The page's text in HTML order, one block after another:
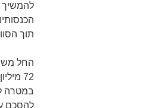
להמשיך
תוך
72
במטרה